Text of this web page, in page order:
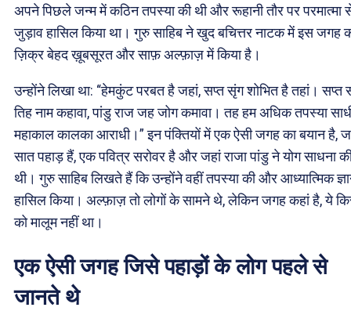
अपने पिछले जन्म में कठिन तपस्या की थी और रूहानी तौर पर परमात्मा
जुड़ाव हासिल किया था। गुरु साहिब ने खुद बचित्तर नाटक में इस जगह
ज़िक्र बेहद ख़ूबसूरत और साफ़ अल्फ़ाज़ में किया है।
उन्होंने लिखा था: “हेमकुंट परबत है जहां, सप्त सृंग शोभित है तहां। सप्त
तिह नाम कहावा, पांडु राज जह जोग कमावा। तह हम अधिक तपस्या
महाकाल कालका आराधी।” इन पंक्तियों में एक ऐसी जगह का बयान है,
सात पहाड़ हैं, एक पवित्र सरोवर है और जहां राजा पांडु ने योग साधना
थी। गुरु साहिब लिखते हैं कि उन्होंने वहीं तपस्या की और आध्यात्मिक
हासिल किया। अल्फ़ाज़ तो लोगों के सामने थे, लेकिन जगह कहां है, ये
को मालूम नहीं था।
एक ऐसी जगह जिसे पहाड़ों के लोग पहले से
जानते थे